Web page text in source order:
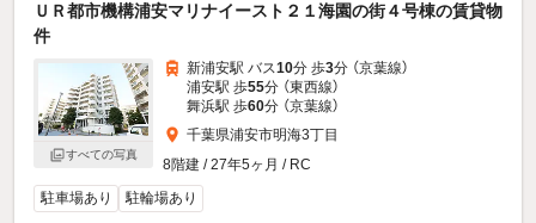
ＵＲ都市機構浦安マリナイースト２１海園の街４号棟の賃貸物
件
すべての写真
新浦安駅 バス10分 歩3分 （京葉線）
浦安駅 歩55分 （東西線）
舞浜駅 歩60分 （京葉線）
千葉県浦安市明海3丁目
8階建 / 27年5ヶ月 / RC
駐車場あり
駐輪場あり